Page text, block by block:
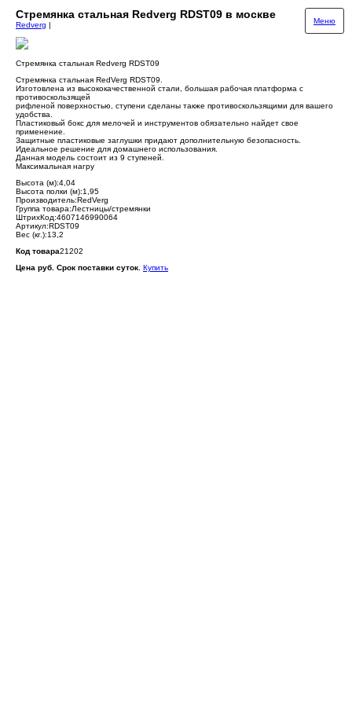
Стремянка стальная Redverg RDST09 в москве
Меню
Redverg |
Стремянка стальная Redverg RDST09
Стремянка стальная RedVerg RDST09.
Изготовлена из высококачественной стали, большая рабочая платформа с
противоскользящей
рифленой поверхностью, ступени сделаны также противоскользящими для вашего
удобства.
Пластиковый бокс для мелочей и инструментов обязательно найдет свое
применение.
Защитные пластиковые заглушки придают дополнительную безопасность.
Идеальное решение для домашнего использования.
Данная модель состоит из 9 ступеней.
Максимальная нагру
Высота (м):4,04
Высота полки (м):1,95
Производитель:RedVerg
Группа товара:Лестницы/стремянки
ШтрихКод:4607146990064
Артикул:RDST09
Вес (кг.):13,2
Код товара21202
Цена руб. Срок поставки суток. Купить